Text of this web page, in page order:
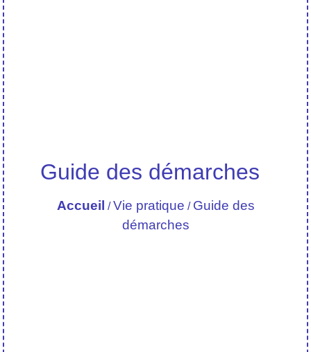
Guide des démarches
Accueil /Vie pratique / Guide des
démarches